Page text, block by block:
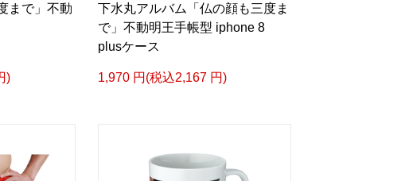
まで」不動
)
下水丸アルバム「仏の顔も三度ま
で」不動明王手帳型 iphone 8
plusケース
1,970 円(税込2,167 円)